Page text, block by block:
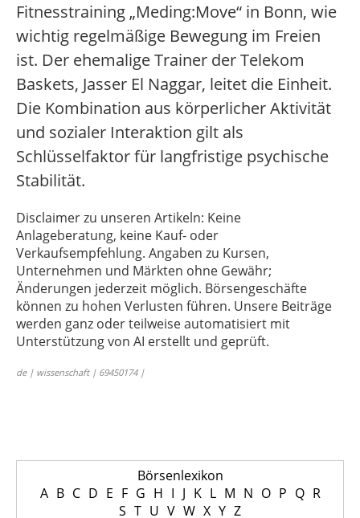
Fitnesstraining „Meding:Move“ in Bonn, wie
wichtig regelmäßige Bewegung im Freien
ist. Der ehemalige Trainer der Telekom
Baskets, Jasser El Naggar, leitet die Einheit.
Die Kombination aus körperlicher Aktivität
und sozialer Interaktion gilt als
Schlüsselfaktor für langfristige psychische
Stabilität.
Disclaimer zu unseren Artikeln: Keine
Anlageberatung, keine Kauf- oder
Verkaufsempfehlung. Angaben zu Kursen,
Unternehmen und Märkten ohne Gewähr;
Änderungen jederzeit möglich. Börsengeschäfte
können zu hohen Verlusten führen. Unsere Beiträge
werden ganz oder teilweise automatisiert mit
Unterstützung von AI erstellt und geprüft.
de | wissenschaft | 69450174 |
Börsenlexikon
A B C D E F G H I J K L M N O P Q R
S T U V W X Y Z